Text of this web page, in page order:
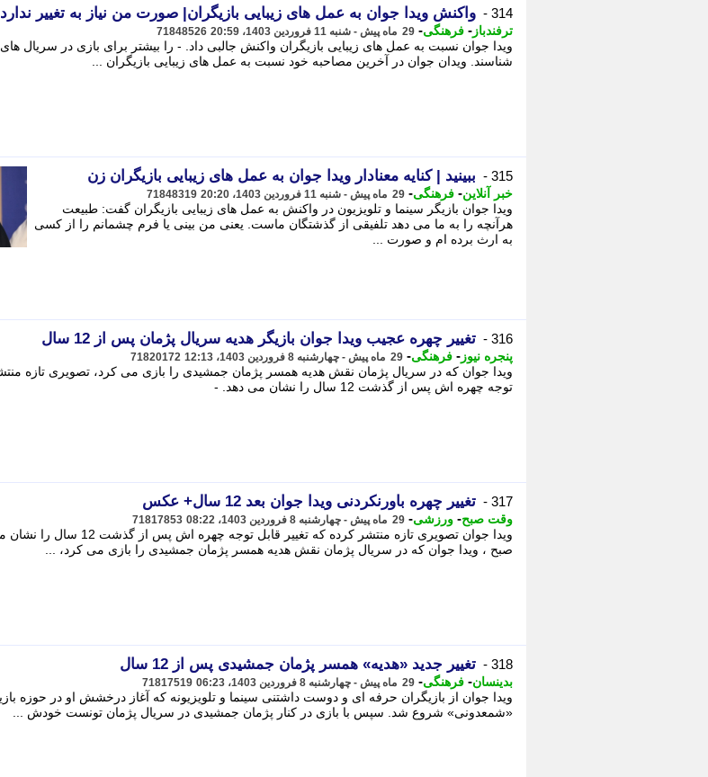
314 - واکنش ویدا جوان به عمل های زیبایی بازیگران| صورت من نیاز به تغییر
ترفندباز - فرهنگی- 29 ماه پیش - شنبه 11 فروردین 1403، 20:59 71848526
ویدا جوان نسبت به عمل های زیبایی بازیگران واکنش جالبی داد. - را بیشتر برای بازی در سریال
شناسند. ویدان جوان در آخرین مصاحبه خود نسبت به عمل های زیبایی بازیگران ...
315 - ببینید | کنایه معنادار ویدا جوان به عمل های زیبایی بازیگران زن
خبر آنلاین- فرهنگی- 29 ماه پیش - شنبه 11 فروردین 1403، 20:20 71848319
ویدا جوان بازیگر سینما و تلویزیون در واکنش به عمل های زیبایی بازیگران گفت: طبیعت
هرآنچه را به ما می دهد تلفیقی از گذشتگان ماست. یعنی من بینی یا فرم چشمانم را از کسی
به ارث برده ام و صورت ...
316 - تغییر چهره عجیب ویدا جوان بازیگر هدیه سریال پژمان پس از 12 سال
پنجره نیوز - فرهنگی- 29 ماه پیش - چهارشنبه 8 فروردین 1403، 12:13 71820172
ویدا جوان که در سریال پژمان نقش هدیه همسر پژمان جمشیدی را بازی می کرد، تصویری تازه
توجه چهره اش پس از گذشت 12 سال را نشان می دهد. - ​
317 - تغییر چهره باورنکردنی ویدا جوان بعد 12 سال+ عکس
وقت صبح- ورزشی- 29 ماه پیش - چهارشنبه 8 فروردین 1403، 08:22 71817853
ویدا جوان تصویری تازه منتشر کرده که
صبح ، ویدا جوان که در سریال پژمان نقش هدیه همسر پژمان جمشیدی را بازی می کرد، ...
318 - تغییر جدید «هدیه» همسر پژمان جمشیدی پس از 12 سال
بدینسان- فرهنگی- 29 ماه پیش - چهارشنبه 8 فروردین 1403، 06:23 71817519
ویدا جوان از بازیگران حرفه ای و دوست داشتنی سینما و تلویزیونه که آغاز درخشش او در حوزه
«شمعدونی» شروع شد. سپس با بازی در کنار پژمان جمشیدی در سریال پژمان تونست خودش ...